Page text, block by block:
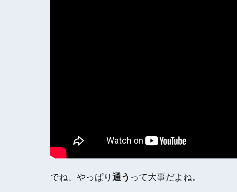
でね、やっぱり通う って大事だよね。